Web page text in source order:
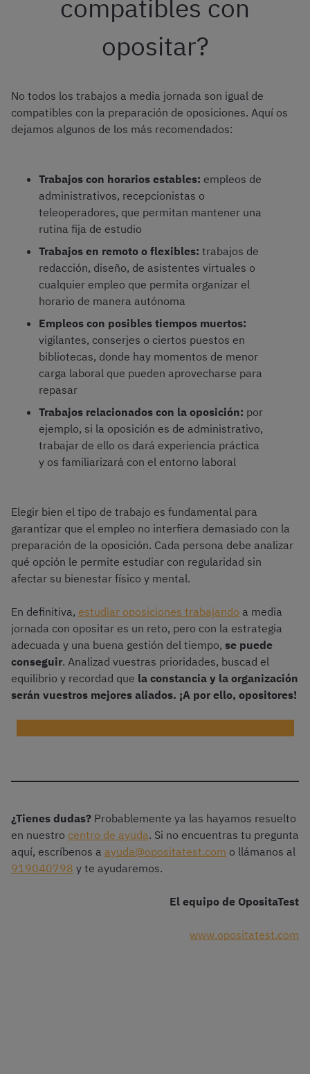
compatibles con
opositar?
No todos los trabajos a media jornada son igual de
compatibles con la preparación de oposiciones. Aquí os
dejamos algunos de los más recomendados:
Trabajos con horarios estables: empleos de
administrativos, recepcionistas o
teleoperadores, que permitan mantener una
rutina fija de estudio
Trabajos en remoto o flexibles: trabajos de
redacción, diseño, de asistentes virtuales o
cualquier empleo que permita organizar el
horario de manera autónoma
Empleos con posibles tiempos muertos:
vigilantes, conserjes o ciertos puestos en
bibliotecas, donde hay momentos de menor
carga laboral que pueden aprovecharse para
repasar
Trabajos relacionados con la oposición: por
ejemplo, si la oposición es de administrativo,
trabajar de ello os dará experiencia práctica
y os familiarizará con el entorno laboral
Elegir bien el tipo de trabajo es fundamental para
garantizar que el empleo no interfiera demasiado con la
preparación de la oposición. Cada persona debe analizar
qué opción le permite estudiar con regularidad sin
afectar su bienestar físico y mental.
En definitiva, estudiar oposiciones trabajando a media
jornada con opositar es un reto, pero con la estrategia
adecuada y una buena gestión del tiempo, se puede
conseguir. Analizad vuestras prioridades, buscad el
equilibrio y recordad que la constancia y la organización
serán vuestros mejores aliados. ¡A por ello, opositores!
¿Tienes dudas? Probablemente ya las hayamos resuelto
en nuestro centro de ayuda. Si no encuentras tu pregunta
aquí, escríbenos a ayuda@opositatest.com o llámanos al
919040798 y te ayudaremos.
El equipo de OpositaTest
www.opositatest.com